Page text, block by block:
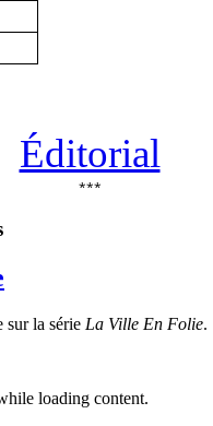
Éditorial
***
sur la série La Ville En Folie.
loading content.